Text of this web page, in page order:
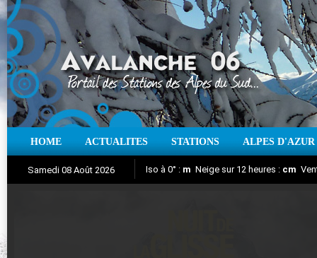
HOME ACTUALITES STATIONS ALPES D'AZUR
Samedi 08 Août 2026 Iso à 0° : m Neige sur 12 heures : cm